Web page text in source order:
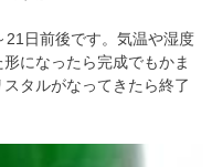
日前後です。気温や湿度
になったら完成でもかま
タルがなってきたら終了